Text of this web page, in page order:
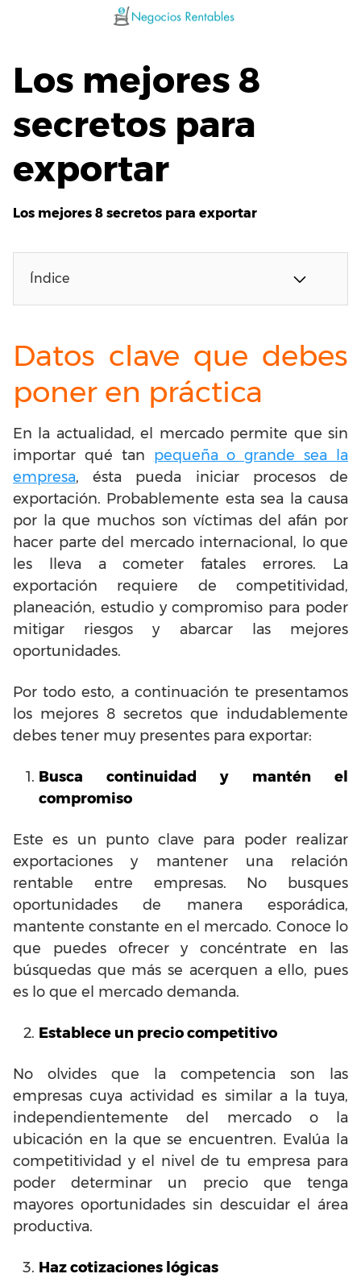
Los mejores 8
secretos para
exportar
Los mejores 8 secretos para exportar
Índice
Datos clave que debes
poner en práctica
En la actualidad, el mercado permite que sin
importar qué tan pequeña o grande sea la
empresa, ésta pueda iniciar procesos de
exportación. Probablemente esta sea la causa
por la que muchos son víctimas del afán por
hacer parte del mercado internacional, lo que
les lleva a cometer fatales errores. La
exportación requiere de competitividad,
planeación, estudio y compromiso para poder
mitigar riesgos y abarcar las mejores
oportunidades.
Por todo esto, a continuación te presentamos
los mejores 8 secretos que indudablemente
debes tener muy presentes para exportar:
Busca continuidad y mantén el
compromiso
Este es un punto clave para poder realizar
exportaciones y mantener una relación
rentable entre empresas. No busques
oportunidades de manera esporádica,
mantente constante en el mercado. Conoce lo
que puedes ofrecer y concéntrate en las
búsquedas que más se acerquen a ello, pues
es lo que el mercado demanda.
Establece un precio competitivo
No olvides que la competencia son las
empresas cuya actividad es similar a la tuya,
independientemente del mercado o la
ubicación en la que se encuentren. Evalúa la
competitividad y el nivel de tu empresa para
poder determinar un precio que tenga
mayores oportunidades sin descuidar el área
productiva.
Haz cotizaciones lógicas